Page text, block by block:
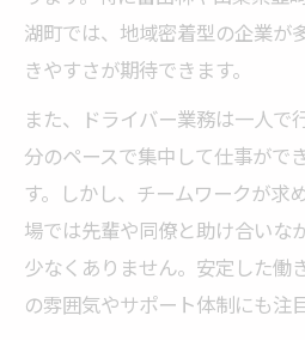
残業少なめなドライ
ホワイト企業で目指す
生の充実
高収入を狙えるドライバ
高収入ドライバー求
底解説
ドライバーで年収ア
のコツ
湖町では、地域密着型の企業が
きやすさが期待できます。
また、ドライバー業務は一人で
分のペースで集中して仕事がで
す。しかし、チームワークが求
場では先輩や同僚と助け合いな
少なくありません。安定した働
の雰囲気やサポート体制にも注